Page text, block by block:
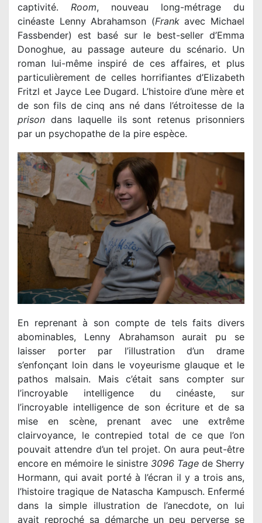
captivité. Room, nouveau long-métrage du
cinéaste Lenny Abrahamson (Frankavec Michael
Fassbender) est basé sur le best-seller d’Emma
Donoghue, au passage auteure du scénario. Un
roman lui-même inspiré de ces affaires, et plus
particulièrement de celles horrifiantes d’Elizabeth
Fritzl et Jayce Lee Dugard. L’histoire d’une mère et
de son fils de cinq ans né dans l’étroitesse de la
prison dans laquelle ils sont retenus prisonniers
par un psychopathe de la pire espèce.
En reprenant à son compte de tels faits divers
abominables, Lenny Abrahamson aurait pu se
laisser porter par l’illustration d’un drame
s’enfonçant loin dans le voyeurisme glauque et le
pathos malsain. Mais c’était sans compter sur
l’incroyable intelligence du cinéaste, sur
l’incroyable intelligence de son écriture et de sa
mise en scène, prenant avec une extrême
clairvoyance, le contrepied total de ce que l’on
pouvait attendre d’un tel projet. On aura peut-être
encore en mémoire le sinistre 3096 Tage de Sherry
Hormann, qui avait porté à l’écran il y a trois ans,
l’histoire tragique de Natascha Kampusch. Enfermé
dans la simple illustration de l’anecdote, on lui
avait reproché sa démarche un peu perverse se